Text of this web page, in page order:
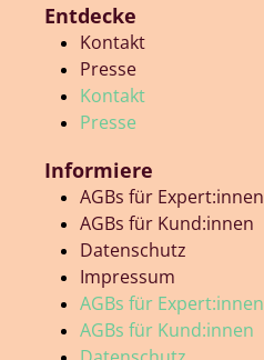
Entdecke
Kontakt
Presse
Kontakt
Presse
Informiere
AGBs für Expert:innen
AGBs für Kund:innen
Datenschutz
Impressum
AGBs für Expert:innen
AGBs für Kund:innen